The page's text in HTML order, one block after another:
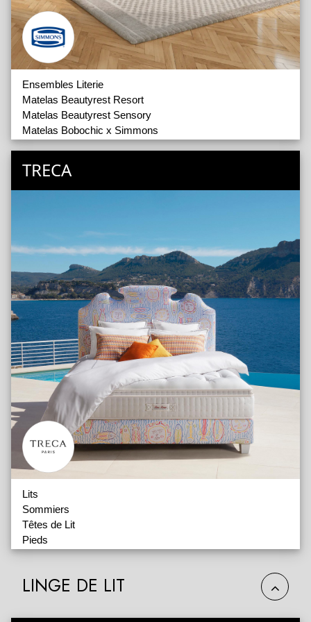
Ensembles Literie
Matelas Beautyrest Resort
Matelas Beautyrest Sensory
Matelas Bobochic x Simmons
Matelas Génération
Matelas Millésime
Matelas Rendez-vous
Oreillers
Pieds de Lit
TRECA
Lits
Sommiers
Têtes de Lit
Pieds
Accessoires
Couture
Impérial Prestige
LINGE DE LIT